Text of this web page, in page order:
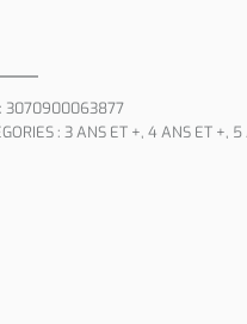
3070900063877
: 3 ANS ET +, 4 ANS ET +, 5